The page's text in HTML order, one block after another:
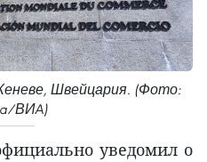
Швейцария. (Фото:
ВИA)
уведомил о